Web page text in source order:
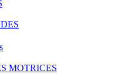
MOTRICES